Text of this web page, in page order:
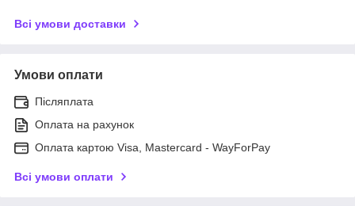
Всі умови доставки
Умови оплати
Післяплата
Оплата на рахунок
Оплата картою Visa, Mastercard - WayForPay
Всі умови оплати